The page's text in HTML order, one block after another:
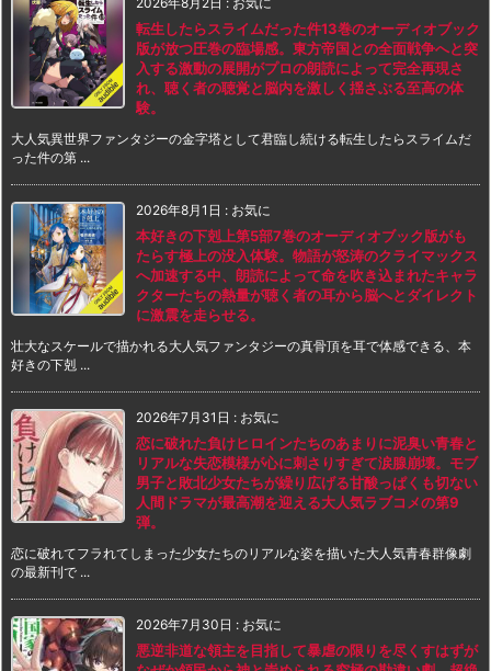
転生したらスライムだった件13巻のオーディオブック
版が放つ圧巻の臨場感。東方帝国との全面戦争へと突
入する激動の展開がプロの朗読によって完全再現さ
れ、聴く者の聴覚と脳内を激しく揺さぶる至高の体
験。
大人気異世界ファンタジーの金字塔として君臨し続ける転生したらスライムだ
った件の第 ...
2026年8月1日 : お気に
本好きの下剋上第5部7巻のオーディオブック版がも
たらす極上の没入体験。物語が怒涛のクライマックス
へ加速する中、朗読によって命を吹き込まれたキャラ
クターたちの熱量が聴く者の耳から脳へとダイレクト
に激震を走らせる。
壮大なスケールで描かれる大人気ファンタジーの真骨頂を耳で体感できる、本
好きの下剋 ...
2026年7月31日 : お気に
恋に破れた負けヒロインたちのあまりに泥臭い青春と
リアルな失恋模様が心に刺さりすぎて涙腺崩壊。モブ
男子と敗北少女たちが繰り広げる甘酸っぱくも切ない
人間ドラマが最高潮を迎える大人気ラブコメの第9
弾。
恋に破れてフラれてしまった少女たちのリアルな姿を描いた大人気青春群像劇
の最新刊で ...
2026年7月30日 : お気に
悪逆非道な領主を目指して暴虐の限りを尽くすはずが